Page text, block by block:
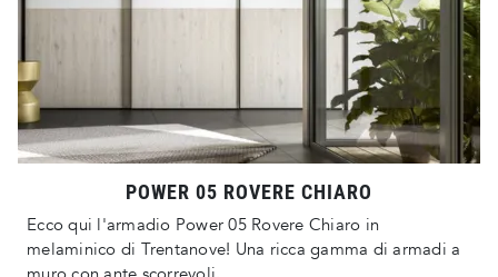
POWER 05 ROVERE CHIARO
Ecco qui l'armadio Power 05 Rovere Chiaro in
melaminico di Trentanove! Una ricca gamma di armadi a